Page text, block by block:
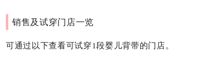
销售及试穿门店一览
可通过以下查看可试穿1段婴儿背带的门店。